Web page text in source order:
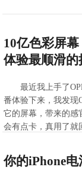
10亿色彩屏
体验最顺滑的
最近我上手了
番体验下来，我发现
它的屏幕，带来的感
会有点卡，真用了就
>>查看全文
你的iPhone